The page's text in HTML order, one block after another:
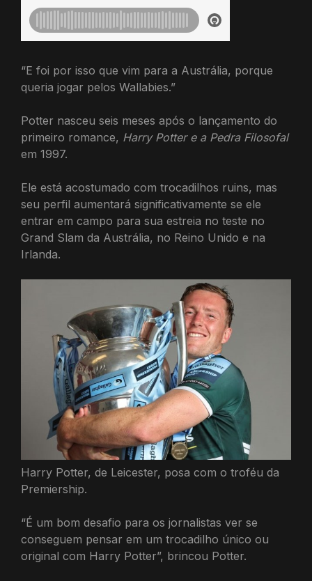
“E foi por isso que vim para a Austrália, porque
queria jogar pelos Wallabies.”
Potter nasceu seis meses após o lançamento do
primeiro romance, Harry Potter e a Pedra Filosofal
em 1997.
Ele está acostumado com trocadilhos ruins, mas
seu perfil aumentará significativamente se ele
entrar em campo para sua estreia no teste no
Grand Slam da Austrália, no Reino Unido e na
Irlanda.
Harry Potter, de Leicester, posa com o troféu da
Premiership.
“É um bom desafio para os jornalistas ver se
conseguem pensar em um trocadilho único ou
original com Harry Potter”, brincou Potter.